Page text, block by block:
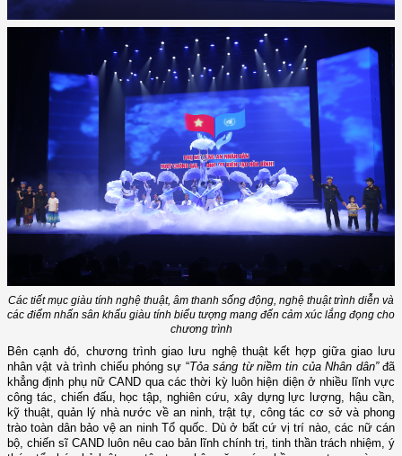
Các tiết mục giàu tính nghệ thuật, âm thanh sống động, nghệ thuật trình diễn và
các điểm nhấn sân khấu giàu tính biểu tượng mang đến cảm xúc lắng đọng cho
chương trình
Bên cạnh đó, chương trình giao lưu nghệ thuật kết hợp giữa giao lưu
nhân vật và trình chiếu phóng sự “Tỏa sáng từ niềm tin của Nhân dân”đã
khẳng định phụ nữ CAND qua các thời kỳ luôn hiện diện ở nhiều lĩnh vực
công tác, chiến đấu, học tập, nghiên cứu, xây dựng lực lượng, hậu cần,
kỹ thuật, quản lý nhà nước về an ninh, trật tự, công tác cơ sở và phong
trào toàn dân bảo vệ an ninh Tổ quốc. Dù ở bất cứ vị trí nào, các nữ cán
bộ, chiến sĩ CAND luôn nêu cao bản lĩnh chính trị, tinh thần trách nhiệm, ý